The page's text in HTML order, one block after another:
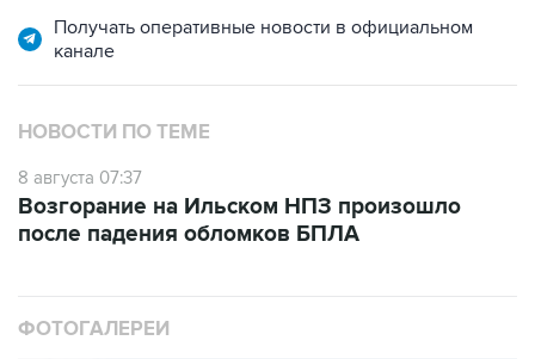
НОВОСТИ ПО ТЕМЕ
8 августа 07:37
после падения обломков БПЛА